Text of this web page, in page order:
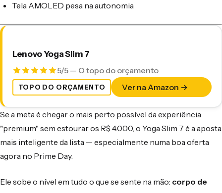
Tela AMOLED pesa na autonomia
Lenovo Yoga Slim 7
5/5 — O topo do orçamento
TOPO DO ORÇAMENTO Ver na Amazon →
Se a meta é chegar o mais perto possível da experiência
"premium" sem estourar os R$ 4.000, o Yoga Slim 7 é a aposta
mais inteligente da lista — especialmente numa boa oferta
agora no Prime Day.
Ele sobe o nível em tudo o que se sente na mão: corpo de